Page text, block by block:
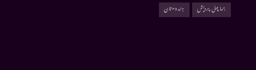
ہماچل پردیش
ہندوستان